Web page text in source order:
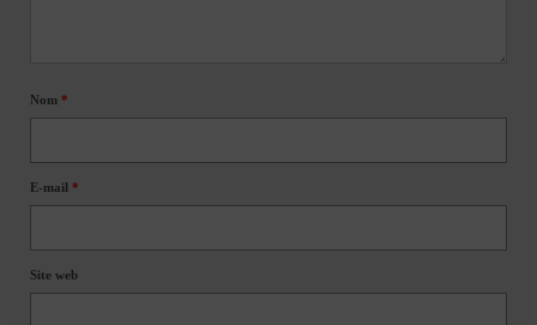
Nom *
E-mail *
Site web